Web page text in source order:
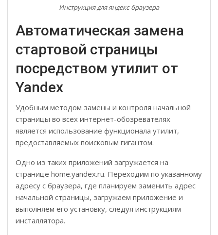
Инструкция для яндекс-браузера
Автоматическая замена
стартовой страницы
посредством утилит от
Yandex
Удобным методом замены и контроля начальной
страницы во всех интернет-обозревателях
является использование функционала утилит,
предоставляемых поисковым гигантом.
Одно из таких приложений загружается на
странице home.yandex.ru. Переходим по указанному
адресу с браузера, где планируем заменить адрес
начальной страницы, загружаем приложение и
выполняем его установку, следуя инструкциям
инсталлятора.